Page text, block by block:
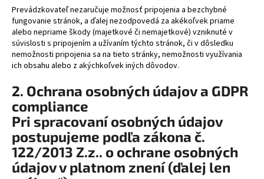
Prevádzkovateľ nezaručuje možnosť pripojenia a bezchybné
fungovanie stránok, a ďalej nezodpovedá za akékoľvek priame
alebo nepriame škody (majetkové či nemajetkové) vzniknuté v
súvislosti s pripojením a užívaním týchto stránok, či v dôsledku
nemožnosti pripojenia sa na tieto stránky, nemožnosti využívania
ich obsahu alebo z akýchkoľvek iných dôvodov.
2. Ochrana osobných údajov a GDPR
compliance
Pri spracovaní osobných údajov
postupujeme podľa zákona č.
122/2013 Z.z.. o ochrane osobných
údajov v platnom znení (ďalej len
HĽADAŤ